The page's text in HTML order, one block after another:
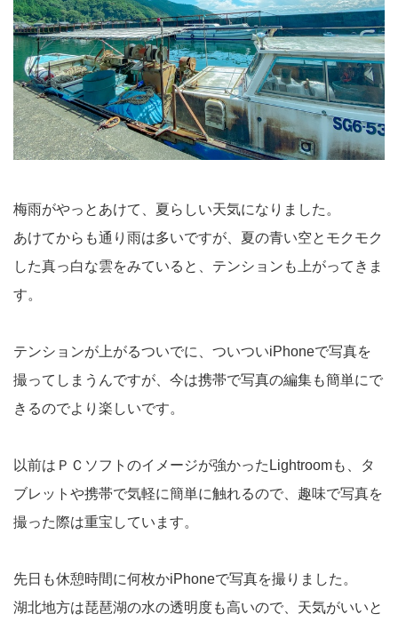
梅雨がやっとあけて、夏らしい天気になりました。
あけてからも通り雨は多いですが、夏の青い空とモクモク
した真っ白な雲をみていると、テンションも上がってきま
す。
テンションが上がるついでに、ついついiPhoneで写真を
撮ってしまうんですが、今は携帯で写真の編集も簡単にで
きるのでより楽しいです。
以前はＰＣソフトのイメージが強かった Lightroomも、タ
ブレットや携帯で気軽に簡単に触れるので、趣味で写真を
撮った際は重宝しています。
先日も休憩時間に何枚かiPhoneで写真を撮りました。
湖北地方は琵琶湖の水の透明度も高いので、天気がいいと